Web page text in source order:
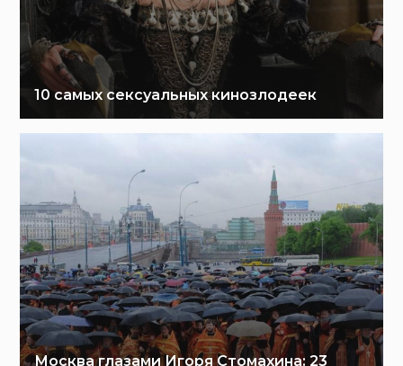
10 самых сексуальных кинозлодеек
Москва глазами Игоря Стомахина: 23